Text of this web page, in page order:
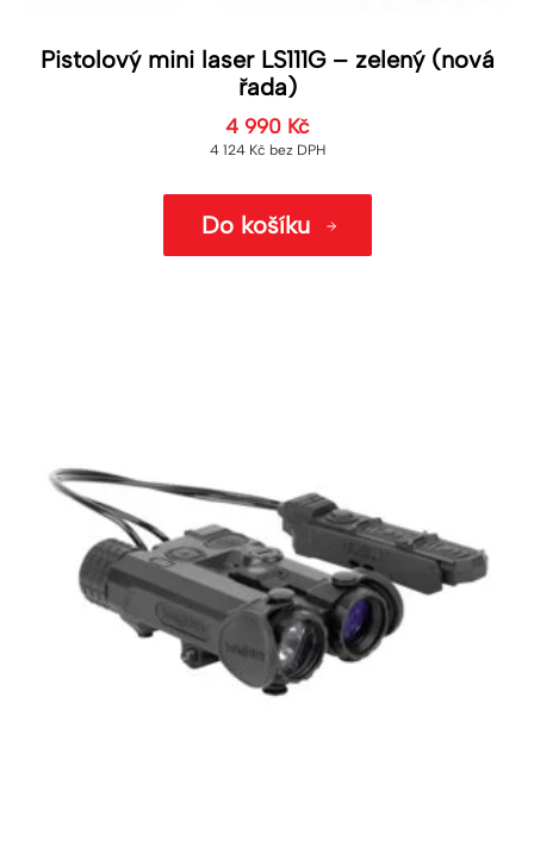
Pistolový mini laser LS111G – zelený (nová
řada)
4 990 Kč
4 124 Kč bez DPH
Do košíku